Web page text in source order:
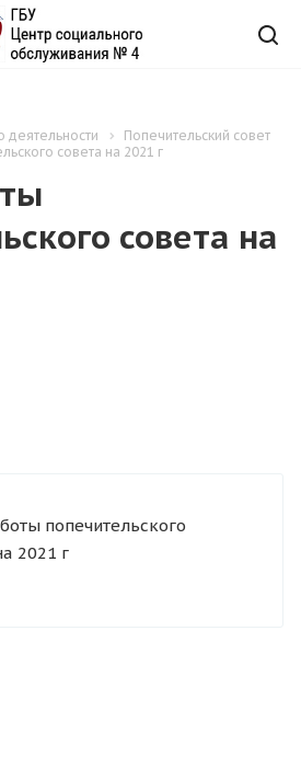
Попечительский совет
совета на 2021 г
совета на
попечительского
2021 г